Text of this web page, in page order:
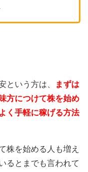
という方は、
まずは
方につけて株を始め
く手軽に稼げる方法
株を始める人も増え
るとまでも言われて